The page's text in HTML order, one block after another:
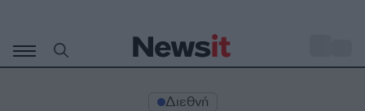
περιεχόμενο
Διεθνή